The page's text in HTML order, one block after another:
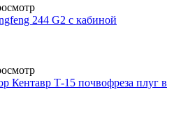
244 G2 с кабиной
Кентавр Т-15 почвофреза плуг в